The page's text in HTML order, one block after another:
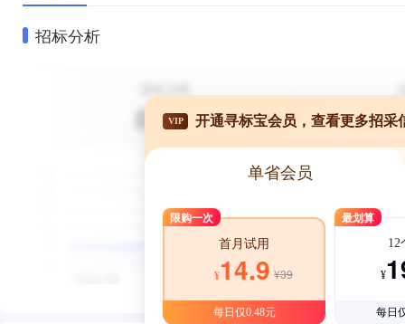
招标分析
VIP 开通寻标宝会员，查看更多招采
单省会员
限购一次
首月试用
¥14.9 ¥39
每日仅0.48元
最划算
12
¥
每日